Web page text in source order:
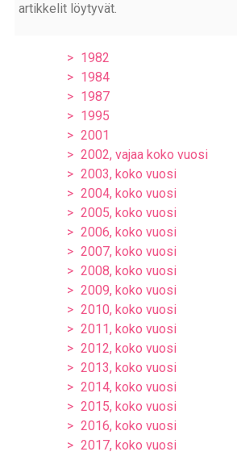
artikkelit löytyvät.
1982
1984
1987
1995
2001
2002, vajaa koko vuosi
2003, koko vuosi
2004, koko vuosi
2005, koko vuosi
2006, koko vuosi
2007, koko vuosi
2008, koko vuosi
2009, koko vuosi
2010, koko vuosi
2011, koko vuosi
2012, koko vuosi
2013, koko vuosi
2014, koko vuosi
2015, koko vuosi
2016, koko vuosi
2017, koko vuosi